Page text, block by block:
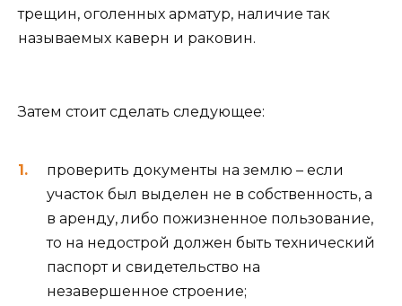
трещин, оголенных арматур, наличие так
называемых каверн и раковин.
Затем стоит сделать следующее:
проверить документы на землю – если
участок был выделен не в собственность, а
в аренду, либо пожизненное пользование,
то на недострой должен быть технический
паспорт и свидетельство на
незавершенное строение;